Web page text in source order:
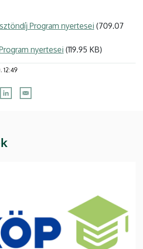
Program nyertesei (709.07
nyertesei (119.95 KB)
12:49